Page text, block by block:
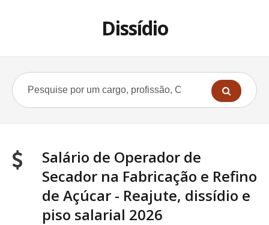
Dissídio
Salário de Operador de
Secador na Fabricação e Refino
de Açúcar - Reajute, dissídio e
piso salarial 2026